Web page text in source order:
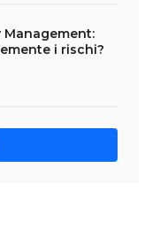
i rischi?